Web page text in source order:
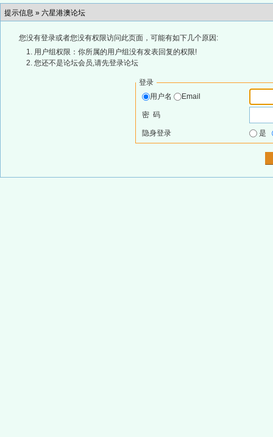
提示信息 » 六星港澳论坛
您没有登录或者您没有权限访问此页面，可能有如下几个原因:
用户组权限：你所属的用户组没有发表回复的权限!
您还不是论坛会员,请先登录论坛
登录
用户名
Email
密 码
隐身登录 是